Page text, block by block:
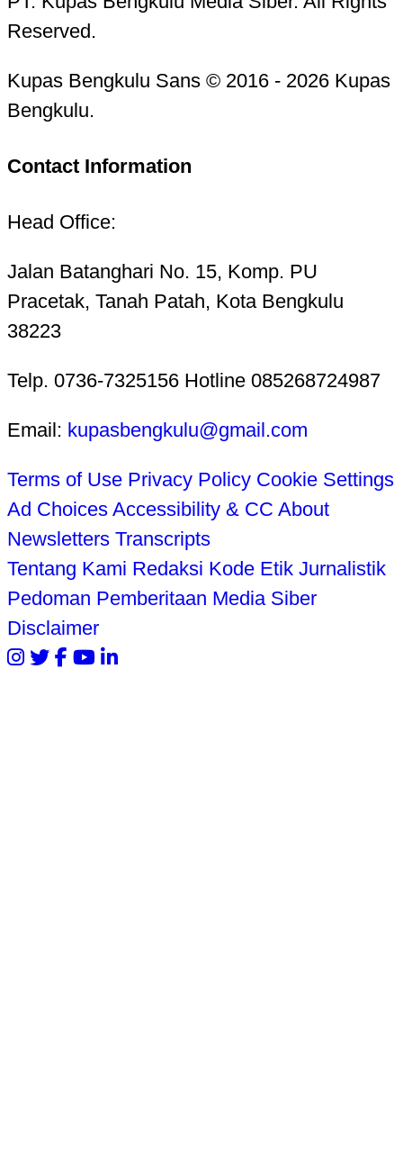
Reserved.
Kupas Bengkulu Sans © 2016 - 2026 Kupas
Bengkulu.
Contact Information
Head Office:
Jalan Batanghari No. 15, Komp. PU
Pracetak, Tanah Patah, Kota Bengkulu
38223
Telp. 0736-7325156 Hotline 085268724987
Email: kupasbengkulu@gmail.com
Terms of Use Privacy Policy Cookie Settings
Ad Choices Accessibility & CC About
Newsletters Transcripts
Tentang Kami Redaksi Kode Etik Jurnalistik
Pedoman Pemberitaan Media Siber
Disclaimer